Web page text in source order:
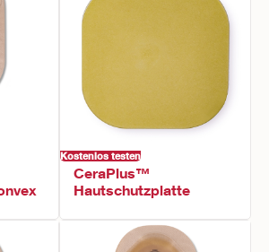
Kostenlos testen
CeraPlus™
Hautschutzplatte